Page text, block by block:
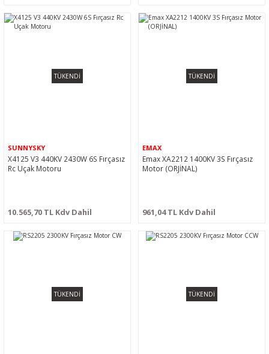
TÜKENDİ
SUNNYSKY
X4125 V3 440KV 2430W 6S Fırçasız
Rc Uçak Motoru
10.565,70 TL Kdv Dahil
TÜKENDİ
EMAX
Emax XA2212 1400KV 3S Fırçasız
Motor (ORJİNAL)
961,04 TL Kdv Dahil
TÜKENDİ TÜKENDİ